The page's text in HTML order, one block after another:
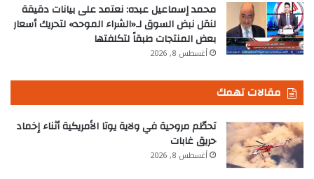
محمد إسماعيل عبده: نعتمد على بيانات دقيقة
لنقل نبض السوق لـ«الشراء الموحد» لتحريك أسعار
بعض المنتجات طبقاً لتكلفتها
أغسطس 8, 2026
مقالات تهمك
تحطّم مروحية في ولاية يوتا الأمريكية أثناء إخماد
حريق غابات
أغسطس 8, 2026